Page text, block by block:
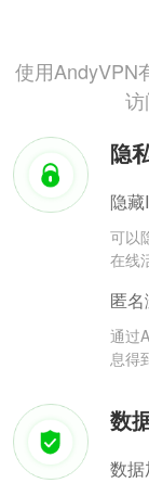
使用AndyVPN
隐
隐
可以
在线
匿
通过
息得
数
数